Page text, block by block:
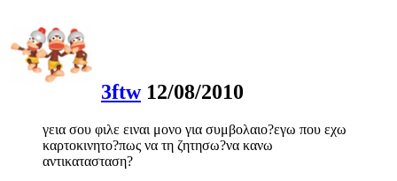
3ftw 12/08/2010
γεια σου φιλε ειναι μονο για συμβολαιο?εγω που εχω
καρτοκινητο?πως να τη ζητησω?να κανω
αντικατασταση?